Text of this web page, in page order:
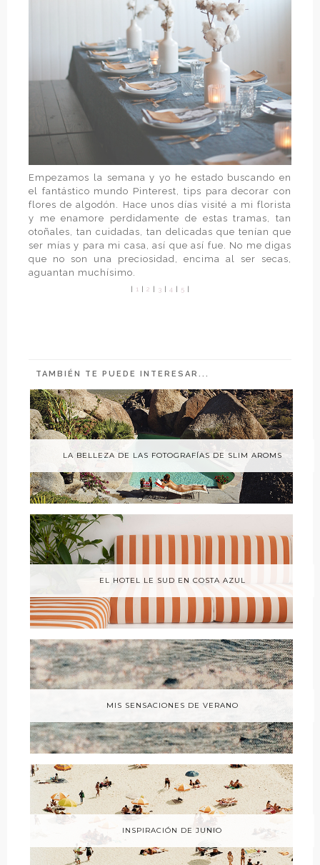
Empezamos la semana y yo he estado buscando en
el fantástico mundo Pinterest, tips para decorar con
flores de algodón. Hace unos días visité a mi florista
y me enamore perdidamente de estas tramas, tan
otoñales, tan cuidadas, tan delicadas que tenían que
ser mías y para mi casa, así que así fue. No me digas
que no son una preciosidad, encima al ser secas,
aguantan muchísimo.
1 2 3 4 5
TAMBIÉN TE PUEDE INTERESAR...
LA BELLEZA DE LAS FOTOGRAFÍAS DE SLIM AROMS
EL HOTEL LE SUD EN COSTA AZUL
MIS SENSACIONES DE VERANO
INSPIRACIÓN DE JUNIO